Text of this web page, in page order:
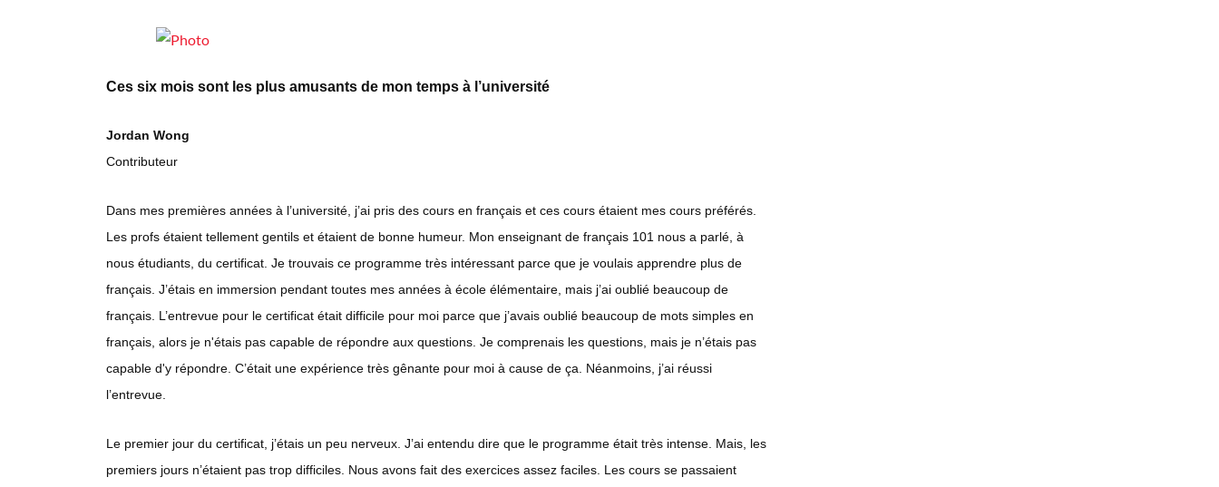
Ces six mois sont les plus amusants de mon temps à l’université
Jordan Wong
Contributeur
Dans mes premières années à l’université, j’ai pris des cours en français et ces cours étaient mes cours préférés.
Les profs étaient tellement gentils et étaient de bonne humeur. Mon enseignant de français 101 nous a parlé, à
nous étudiants, du certificat. Je trouvais ce programme très intéressant parce que je voulais apprendre plus de
français. J’étais en immersion pendant toutes mes années à école élémentaire, mais j’ai oublié beaucoup de
français. L’entrevue pour le certificat était difficile pour moi parce que j’avais oublié beaucoup de mots simples en
français, alors je n'étais pas capable de répondre aux questions. Je comprenais les questions, mais je n’étais pas
capable d'y répondre. C’était une expérience très gênante pour moi à cause de ça. Néanmoins, j’ai réussi
l’entrevue.
Le premier jour du certificat, j’étais un peu nerveux. J’ai entendu dire que le programme était très intense. Mais, les
premiers jours n’étaient pas trop difficiles. Nous avons fait des exercices assez faciles. Les cours se passaient